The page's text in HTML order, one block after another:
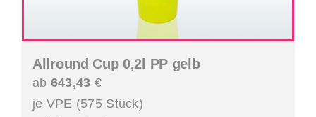
Allround Cup 0,2l PP gelb
ab 643,43 €
je VPE (575 Stück)